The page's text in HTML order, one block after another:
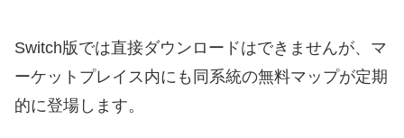
Switch版では直接ダウンロードはできませんが、マ
ーケットプレイス内にも同系統の無料マップが定期
的に登場します。